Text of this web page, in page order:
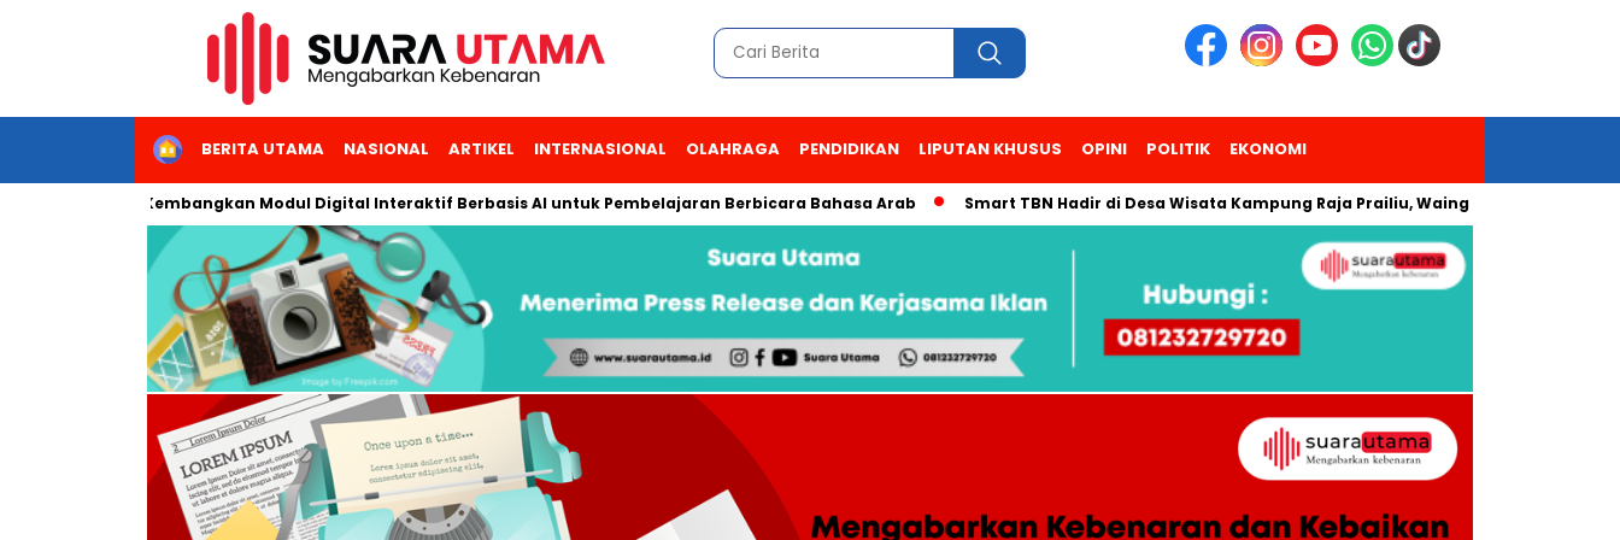
HOMEBERITA UTAMA NASIONAL ARTIKEL INTERNASIONAL OLAHRAGA PENDIDIKAN LIPUTAN KHUSUS OPINI POLITIK EKONOMI
Jakarta Kembangkan Modul Digital Interaktif Berbasis AI untuk Pembelajaran Berbicara Bahasa Arab Smart TBN Hadir di Desa Wisata Kampung Raja Prailiu, Waingapu!